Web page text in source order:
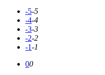
-5-5
-4-4
-3-3
-2-2
-1-1
00